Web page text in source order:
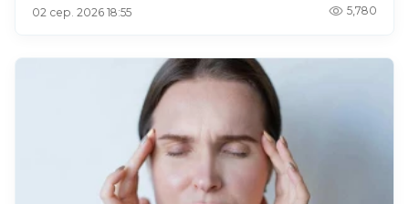
02 сер. 2026 18:55 5,780